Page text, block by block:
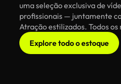
uma seleção exclusiva de
profissionais — juntamente
Atração estilizados. Todos
Explore todo o estoque